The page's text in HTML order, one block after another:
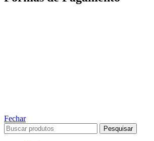
Fechar
Pesquisar